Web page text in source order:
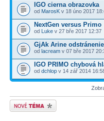
IGO cierna obrazovka
od MarosK v 18 úno 2017
NextGen versus Primo
od Luke v 27 bře 2017 12:37
GjAk Arine
od lacream v 07 bře 2017
IGO PRIMO chybová
od dchlop v 14 zář 2014
Odeslat nové téma